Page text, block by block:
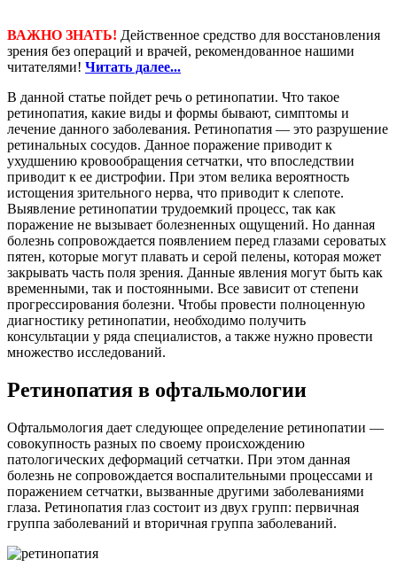
ВАЖНО ЗНАТЬ! Действенное средство для восстановления
зрения без операций и врачей, рекомендованное нашими
читателями! Читать далее...
В данной статье пойдет речь о ретинопатии. Что такое
ретинопатия, какие виды и формы бывают, симптомы и
лечение данного заболевания. Ретинопатия — это разрушение
ретинальных сосудов. Данное поражение приводит к
ухудшению кровообращения сетчатки, что впоследствии
приводит к ее дистрофии. При этом велика вероятность
истощения зрительного нерва, что приводит к слепоте.
Выявление ретинопатии трудоемкий процесс, так как
поражение не вызывает болезненных ощущений. Но данная
болезнь сопровождается появлением перед глазами сероватых
пятен, которые могут плавать и серой пелены, которая может
закрывать часть поля зрения. Данные явления могут быть как
временными, так и постоянными. Все зависит от степени
прогрессирования болезни. Чтобы провести полноценную
диагностику ретинопатии, необходимо получить
консультации у ряда специалистов, а также нужно провести
множество исследований.
Ретинопатия в офтальмологии
Офтальмология дает следующее определение ретинопатии —
совокупность разных по своему происхождению
патологических деформаций сетчатки. При этом данная
болезнь не сопровождается воспалительными процессами и
поражением сетчатки, вызванные другими заболеваниями
глаза. Ретинопатия глаз состоит из двух групп: первичная
группа заболеваний и вторичная группа заболеваний.